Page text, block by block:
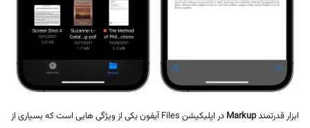
ابزار قدرتمندMarkup در اپلیکیشن Files آیفون یکی از ویژگی هایی است که بسیاری از